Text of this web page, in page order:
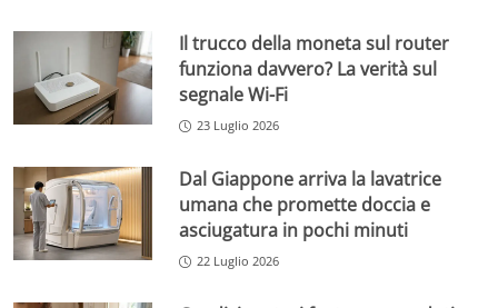
Il trucco della moneta sul router
funziona davvero? La verità sul
segnale Wi-Fi
23 Luglio 2026
Dal Giappone arriva la lavatrice
umana che promette doccia e
asciugatura in pochi minuti
22 Luglio 2026